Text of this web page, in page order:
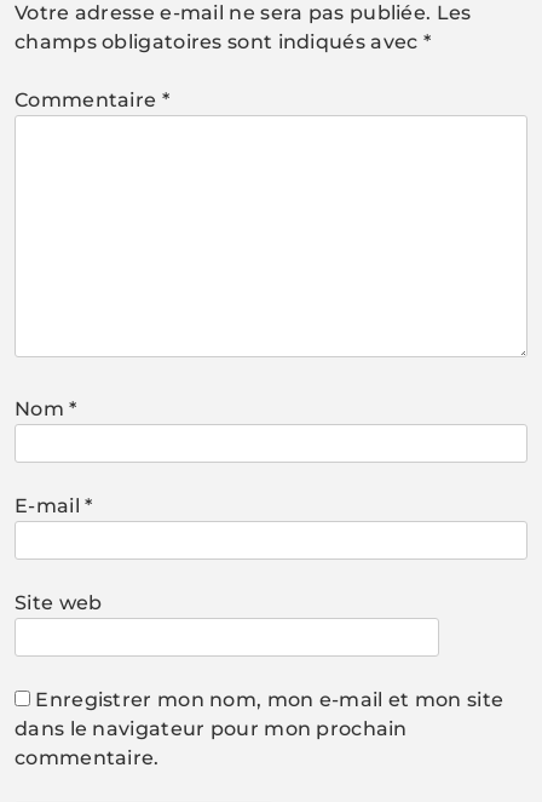
Votre adresse e-mail ne sera pas publiée. Les
champs obligatoires sont indiqués avec *
Commentaire *
Nom*
E-mail*
Site web
Enregistrer mon nom, mon e-mail et mon site
dans le navigateur pour mon prochain
commentaire.